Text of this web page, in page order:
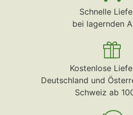
Schnelle
bei lagernden
Kostenlose
Deutschland und
Schweiz ab